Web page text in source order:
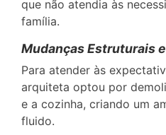
que não atendia às
família.
Mudanças Estruturais
Para atender às
arquiteta optou por
e a cozinha, criando um
fluido.